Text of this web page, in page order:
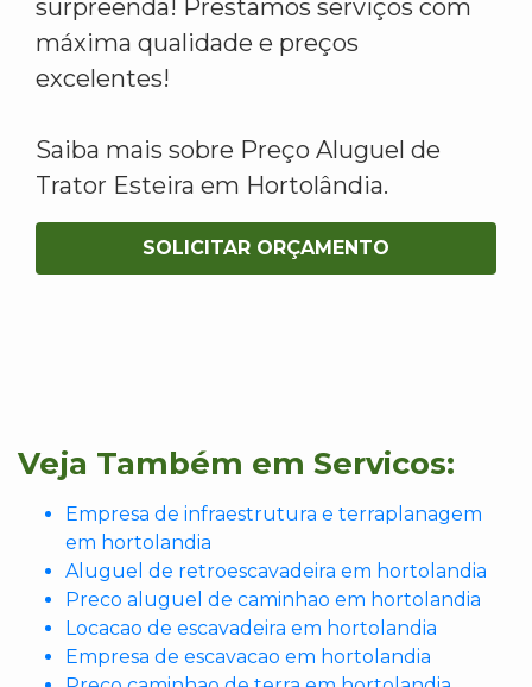
surpreenda! Prestamos serviços com
máxima qualidade e preços
excelentes!
Saiba mais sobre Preço Aluguel de
Trator Esteira em Hortolândia.
SOLICITAR ORÇAMENTO
Veja Também em Servicos:
Empresa de infraestrutura e terraplanagem
em hortolandia
Aluguel de retroescavadeira em hortolandia
Preco aluguel de caminhao em hortolandia
Locacao de escavadeira em hortolandia
Empresa de escavacao em hortolandia